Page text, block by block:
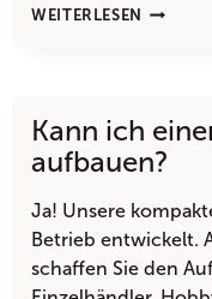
WEITERLESEN
WIE
6×6
Kann ich
aufbauen?
Ja! Unsere
Betrieb entwickelt.
schaffen Sie den